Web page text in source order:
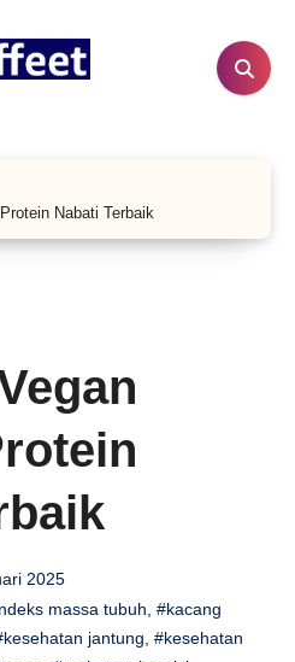
Nabati Terbaik
2025
massa tubuh #kacang
jantung #kesehatan